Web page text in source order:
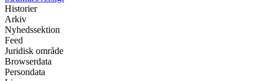
Historier
Arkiv
Nyhedssektion
Feed
Juridisk område
Browserdata
Persondata